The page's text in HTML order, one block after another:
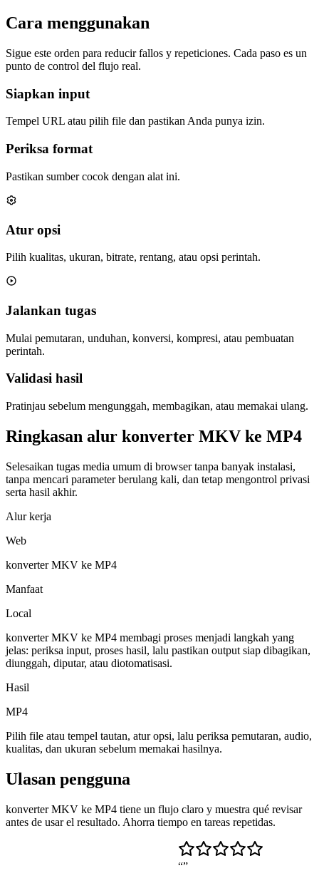
Cara menggunakan
Sigue este orden para reducir fallos y repeticiones. Cada paso es un
punto de control del flujo real.
Siapkan input
Tempel URL atau pilih file dan pastikan Anda punya izin.
Periksa format
Pastikan sumber cocok dengan alat ini.
Atur opsi
Pilih kualitas, ukuran, bitrate, rentang, atau opsi perintah.
Jalankan tugas
Mulai pemutaran, unduhan, konversi, kompresi, atau pembuatan
perintah.
Validasi hasil
Pratinjau sebelum mengunggah, membagikan, atau memakai ulang.
Ringkasan alur konverter MKV ke MP4
Selesaikan tugas media umum di browser tanpa banyak instalasi,
tanpa mencari parameter berulang kali, dan tetap mengontrol privasi
serta hasil akhir.
Alur kerja
Web
konverter MKV ke MP4
Manfaat
Local
konverter MKV ke MP4 membagi proses menjadi langkah yang
jelas: periksa input, proses hasil, lalu pastikan output siap dibagikan,
diunggah, diputar, atau diotomatisasi.
Hasil
MP4
Pilih file atau tempel tautan, atur opsi, lalu periksa pemutaran, audio,
kualitas, dan ukuran sebelum memakai hasilnya.
Ulasan pengguna
konverter MKV ke MP4 tiene un flujo claro y muestra qué revisar
antes de usar el resultado. Ahorra tiempo en tareas repetidas.